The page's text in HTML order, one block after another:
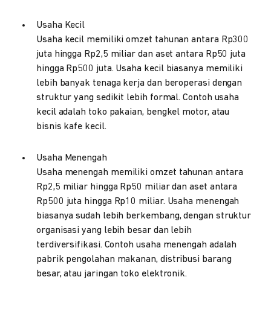
Usaha Kecil
Usaha kecil memiliki omzet tahunan antara Rp300
juta hingga Rp2,5 miliar dan aset antara Rp50 juta
hingga Rp500 juta. Usaha kecil biasanya memiliki
lebih banyak tenaga kerja dan beroperasi dengan
struktur yang sedikit lebih formal. Contoh usaha
kecil adalah toko pakaian, bengkel motor, atau
bisnis kafe kecil.
Usaha Menengah
Usaha menengah memiliki omzet tahunan antara
Rp2,5 miliar hingga Rp50 miliar dan aset antara
Rp500 juta hingga Rp10 miliar. Usaha menengah
biasanya sudah lebih berkembang, dengan struktur
organisasi yang lebih besar dan lebih
terdiversifikasi. Contoh usaha menengah adalah
pabrik pengolahan makanan, distribusi barang
besar, atau jaringan toko elektronik.